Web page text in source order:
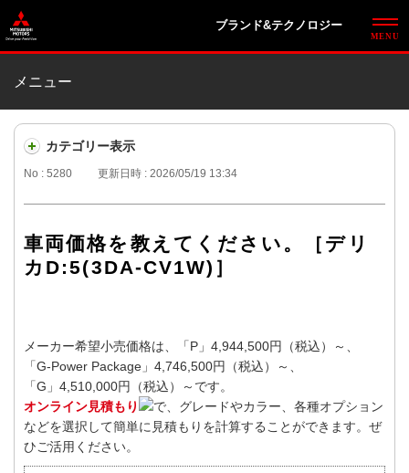
ブランド&テクノロジー
メニュー
カテゴリー表示
No : 5280 更新日時 : 2026/05/19 13:34
車両価格を教えてください。［デリ
カD:5(3DA-CV1W)］
メーカー希望小売価格は、「P」4,944,500円（税込）～、
「G-Power Package」4,746,500円（税込）～、
「G」4,510,000円（税込）～です。
オンライン見積もり
で、グレードやカラー、各種オプション
などを選択して簡単に見積もりを計算することができます。ぜ
ひご活用ください。